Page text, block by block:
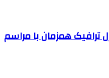
ترافیک همزمان با مراسم